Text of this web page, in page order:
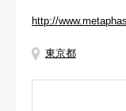
http://
東京都